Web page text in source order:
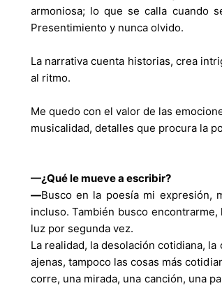
armoniosa; lo que se calla cuando
Presentimiento y nunca olvido.
La narrativa cuenta historias, crea
al ritmo.
Me quedo con el valor de las
musicalidad, detalles que procura la
—¿Qué le mueve a escribir?
—Busco en la poesía mi expresión,
incluso. También busco
luz por segunda vez.
La realidad, la desolación cotidiana,
ajenas, tampoco las cosas más
corre, una mirada, una canción, una